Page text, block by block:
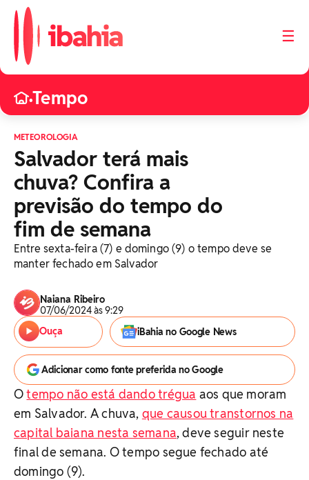
☰
•Tempo
METEOROLOGIA
Salvador terá mais
chuva? Confira a
previsão do tempo do
fim de semana
Entre sexta-feira (7) e domingo (9) o tempo deve se
manter fechado em Salvador
Naiana Ribeiro
07/06/2024 às 9:29
Ouça
iBahia no Google News
Adicionar como fonte preferida no Google
Otempo não está dando trégua aos que moram
em Salvador. A chuva, que causou transtornos na
capital baiana nesta semana, deve seguir neste
final de semana. O tempo segue fechado até
domingo (9).